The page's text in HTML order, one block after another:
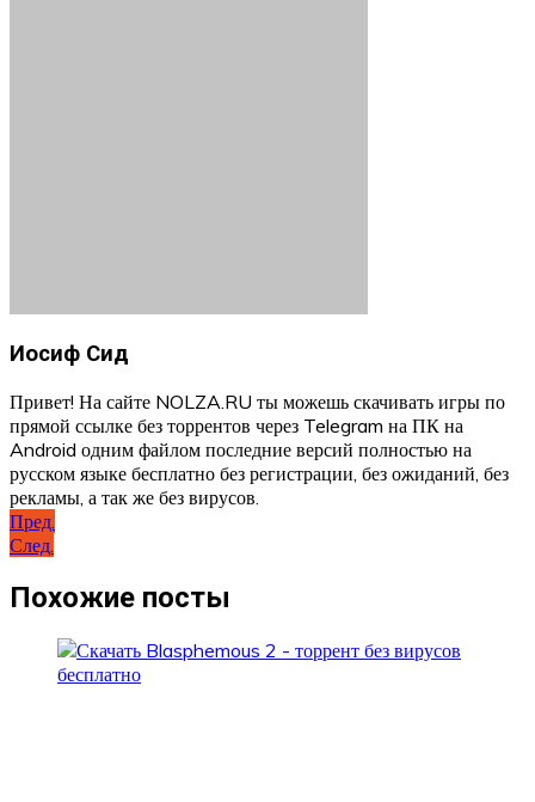
Иосиф Сид
Привет! На сайте NOLZA.RU ты можешь скачивать игры по
прямой ссылке без торрентов через Telegram на ПК на
Android одним файлом последние версий полностью на
русском языке бесплатно без регистрации, без ожиданий, без
рекламы, а так же без вирусов.
Навигация
по
записям
Пред.
След.
Похожие посты